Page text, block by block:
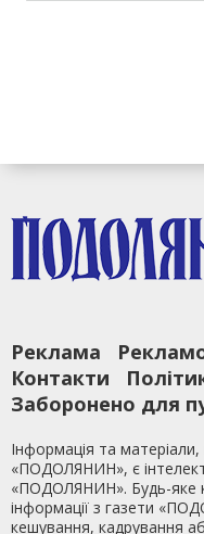
Реклама
Контакти
Заборонено для
Інформація та матеріали,
«ПОДОЛЯНИН», є
«ПОДОЛЯНИН». Будь-яке
інформації з газети
кешування, кадрування